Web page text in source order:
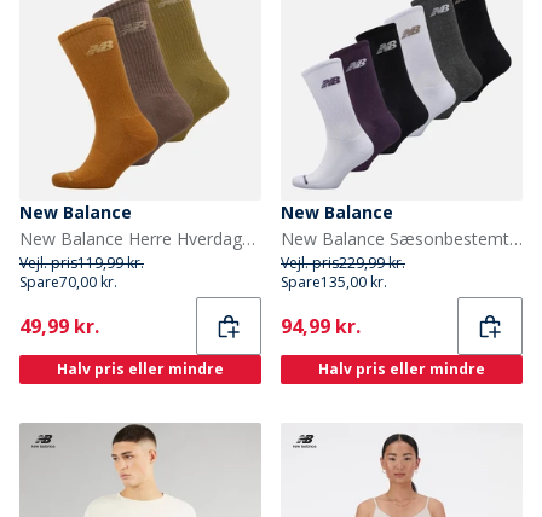
New Balance
New Balance Herre Hverdags Tre Pak Crew Sokker Multi
Vejl. pris119,99 kr.
Spare70,00 kr.
Current
49,99 kr.
Halv pris eller mindre
New Balance
New Balance Sæsonbestemt seks pak crew sokker Multi
Vejl. pris229,99 kr.
Spare135,00 kr.
Current
94,99 kr.
Halv pris eller mindre